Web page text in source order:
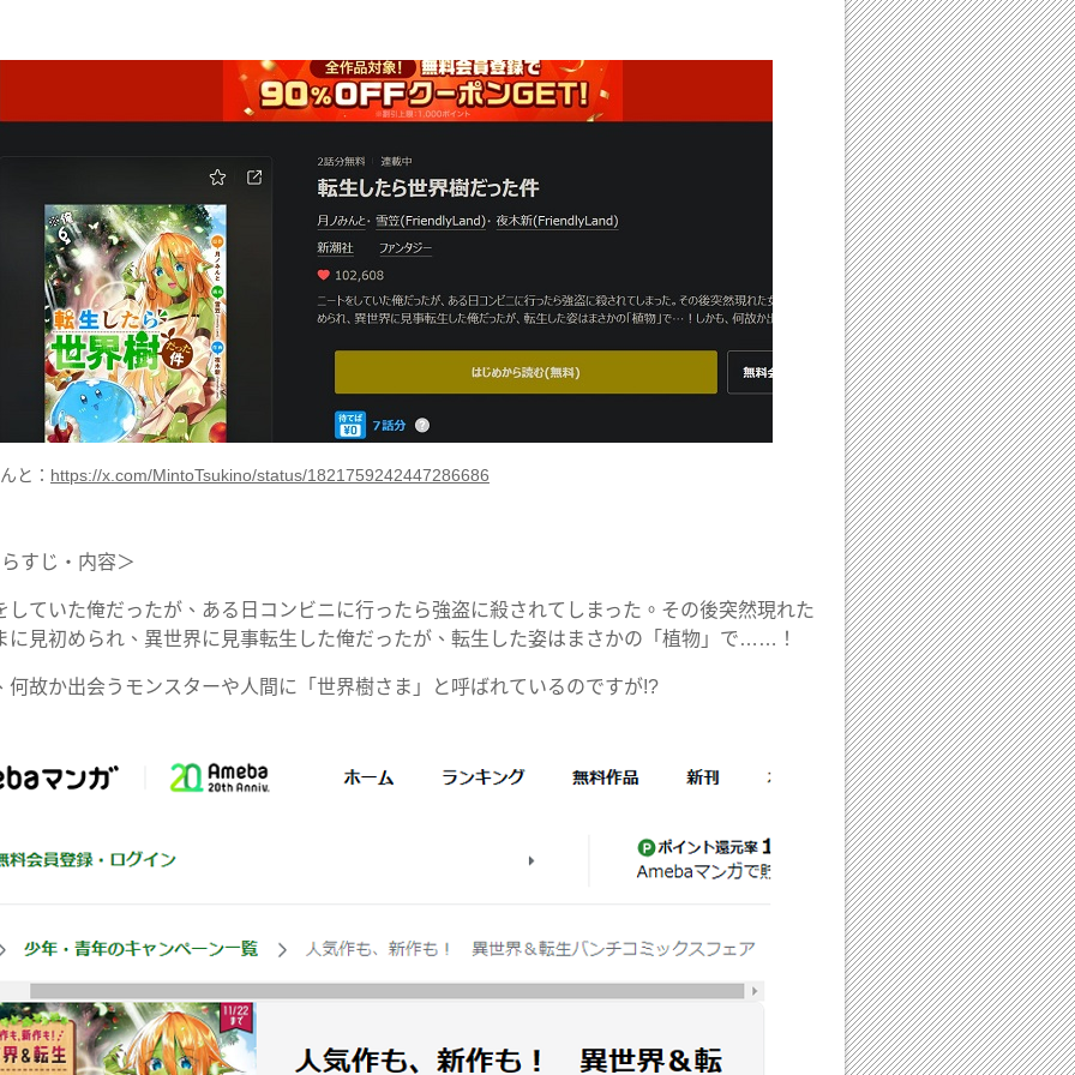
と： https://x.com/MintoTsukino/status/1821759242447286686
すじ・内容＞
していた俺だったが、ある日コンビニに行ったら強盗に殺されてしまった。その後突然現れた
に見初められ、異世界に見事転生した俺だったが、転生した姿はまさかの「植物」で……！
何故か出会うモンスターや人間に「世界樹さま」と呼ばれているのですが!?